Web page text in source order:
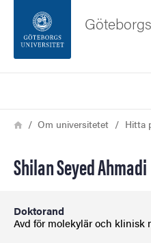
Sidfoten
Länkstig
HemOm universitetet Hitta
Shilan Seyed Ahmadi
Doktorand
Avd för molekylär och klinisk